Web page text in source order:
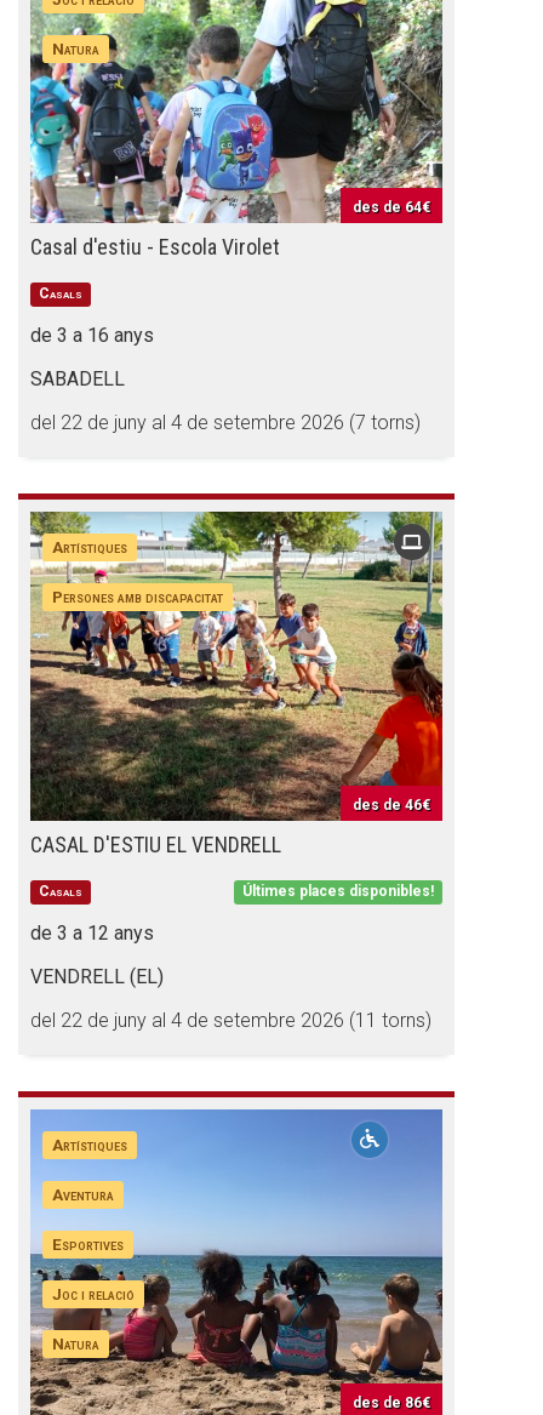
Natura
des de 64€
Casal d'estiu - Escola Virolet
Casals
de 3 a 16 anys
SABADELL
del 22 de juny al 4 de setembre 2026 (7 torns)
Artístiques
Persones amb discapacitat
des de 46€
CASAL D'ESTIU EL VENDRELL
Últimes places disponibles!
Casals
de 3 a 12 anys
VENDRELL (EL)
del 22 de juny al 4 de setembre 2026 (11 torns)
Artístiques
Aventura
Esportives
Joc i relació
Natura
des de 86€